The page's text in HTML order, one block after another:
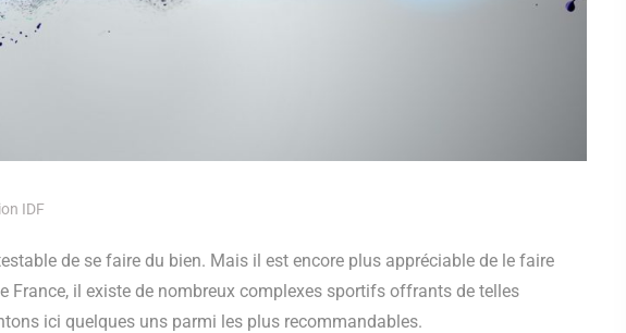
IDF
de se faire du bien. Mais il est encore plus appréciable de le faire
France, il existe de nombreux complexes sportifs offrants de telles
ici quelques uns parmi les plus recommandables.